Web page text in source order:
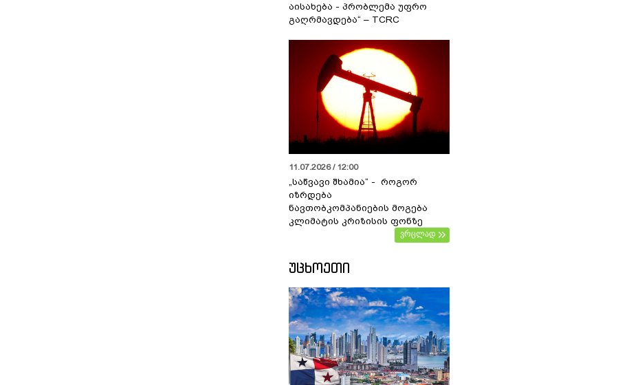
აისახება - პრობლემა უფრო
გაღრმავდება“ – TCRC
11.07.2026 / 12:00
„საწვავი შხამია“ - როგორ
იზრდება
ნავთობკომპანიების მოგება
კლიმატის კრიზისის ფონზე
ვრცლად
ᲣᲪᲮᲝᲔᲗᲘ